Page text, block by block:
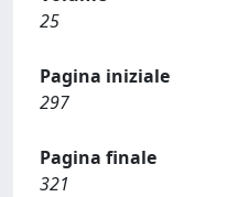
25
Pagina iniziale
297
Pagina finale
321